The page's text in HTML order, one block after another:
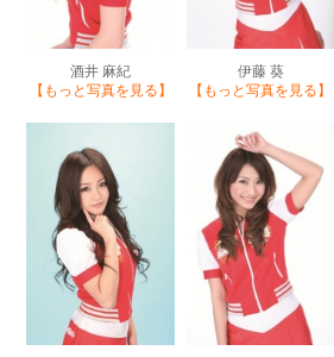
酒井 麻紀
【もっと写真を見る】
伊藤 葵
【もっと写真を見る】